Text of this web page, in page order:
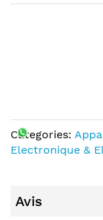
Categories:
Electronique &
Avis